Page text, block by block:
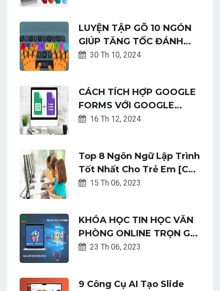
LUYỆN TẬP GÕ 10 NGÓN
GIÚP TĂNG TỐC ĐÁNH
MÁY NHANH CHÓNG DỄ
30 Th 10, 2024
CÁCH TÍCH HỢP GOOGLE
FORMS VỚI GOOGLE
SHEETS: HƯỚNG DẪN CHI
16 Th 12, 2024
Top 8 Ngôn Ngữ Lập Trình
Tốt Nhất Cho Trẻ Em [Cập
Nhật Mới Nhất]
15 Th 06, 2023
KHÓA HỌC TIN HỌC VĂN
PHÒNG ONLINE TRỌN GÓI
TỪ A - Z
23 Th 06, 2023
9 Công Cụ AI Tạo Slide